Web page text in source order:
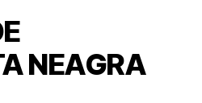
NEAGRA